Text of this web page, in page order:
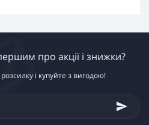
про акції і знижки?
і купуйте з вигодою!